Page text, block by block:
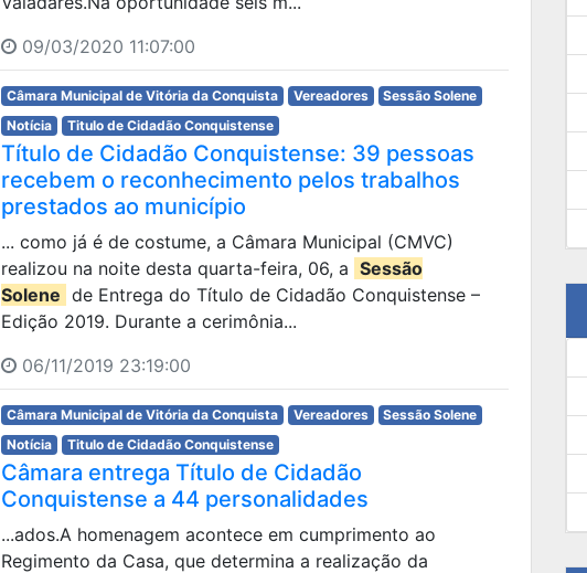
09/03/2020 11:07:00
Câmara Municipal de Vitória da Conquista Vereadores
Sessão Solene
Notícia
Titulo de Cidadão Conquistense
Título de Cidadão Conquistense: 39 pessoas
recebem o reconhecimento pelos trabalhos
prestados ao município
... como já é de costume, a Câmara Municipal (CMVC)
realizou na noite desta quarta-feira, 06, a Sessão
Solene de Entrega do Título de Cidadão Conquistense –
Edição 2019. Durante a cerimônia...
06/11/2019 23:19:00
Câmara Municipal de Vitória da Conquista Vereadores
Sessão Solene
Notícia
Titulo de Cidadão Conquistense
Câmara entrega Título de Cidadão
Conquistense a 44 personalidades
...ados.A homenagem acontece em cumprimento ao
Regimento da Casa, que determina a realização da